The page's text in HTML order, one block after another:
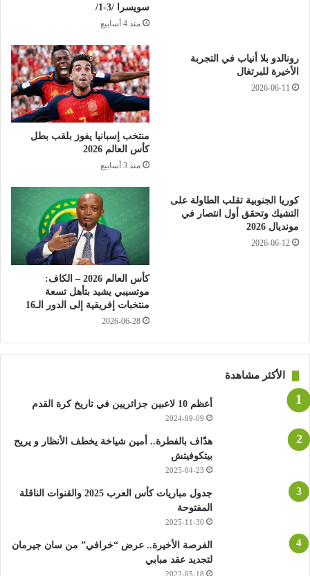
سويسرا /3-1/
منذ 4 أسابيع
رونالدو بلا أنياب في التجربة
الأخيرة للبرتغال
2026-06-11
منتخب إسبانيا يفوز بلقب بطل
كأس العالم 2026
منذ 3 أسابيع
كوريا الجنوبية تقلب الطاولة على
التشيك وتحقق أول انتصار في
مونديال 2026
2026-06-12
كأس العالم 2026 – الكاف:
موتسيبي يشيد بتأهل تسعة
منتخبات إفريقية إلى الدور الـ16
2026-06-28
الأكثر مشاهدة
أعظم 10 لاعبين جزائريين في تاريخ كرة القدم
2024-09-09
هدّاف بالفطرة.. أمين شياخة يخطف الأنظار و يريح
بيتكوفيتش
2025-04-23
جدول مباريات كأس العرب 2025 والقنوات الناقلة
المفتوحة
2025-11-30
الفرصة الأخيرة.. عرض “خرافي” من سان جيرمان
لتجديد عقد مبابي
2022-05-18